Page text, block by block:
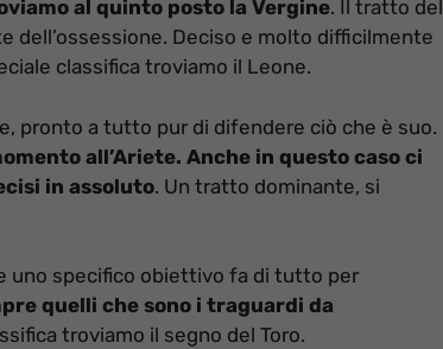
al quinto posto la Vergine. Il tratto del
dell’ossessione. Deciso e molto difficilmente
classifica troviamo il Leone.
pronto a tutto pur di difendere ciò che è suo.
all’Ariete. Anche in questo caso ci
in assoluto. Un tratto dominante, si
uno specifico obiettivo fa di tutto per
quelli che sono i traguardi da
troviamo il segno del Toro.